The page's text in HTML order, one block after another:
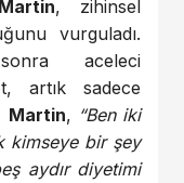
, zihinsel
vurguladı.
aceleci
artık sadece
Martin, “Ben iki
kimseye bir şey
aydır diyetimi